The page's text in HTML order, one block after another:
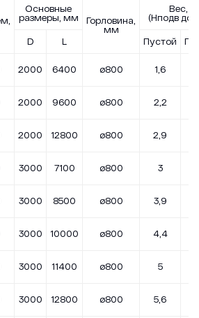
Основные
размеры, мм
Горловина,
мм
Вес, т
(Нподв до
D L Пустой
2000 6400 ø800 1,6
2000 9600 ø800 2,2
2000 12800 ø800 2,9
3000 7100 ø800 3
3000 8500 ø800 3,9
3000 10000 ø800 4,4
3000 11400 ø800 5
3000 12800 ø800 5,6